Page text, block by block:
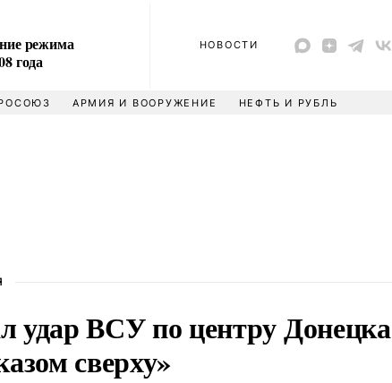
режима
года
НОВОСТИ
АРМИЯ И ВООРУЖЕНИЕ НЕФТЬ И РУБЛЬ
удар ВСУ по центру Донецка
сверху»